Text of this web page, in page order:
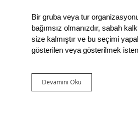
Bir gruba veya tur
bağımsız olmanızdır, sabah
size kalmıştır ve bu seçimi
gösterilen veya gösterilmek
Devamını Oku
a